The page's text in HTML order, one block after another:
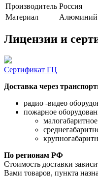
Производитель Россия
Материал
Алюминий
Лицензии и
Сертификат ГЦ
Доставка через
радио -видео
пожарное
По регионам РФ
Стоимость доставки
Вами товаров, пункта